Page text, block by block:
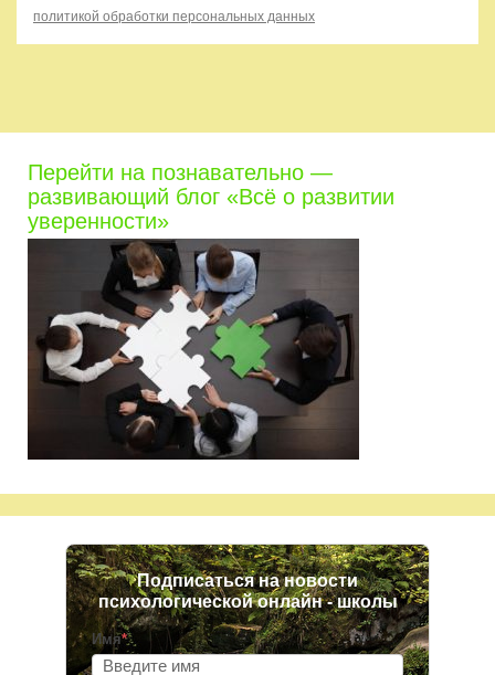
политикой обработки персональных данных
Перейти на познавательно —
развивающий блог «Всё о развитии
уверенности»
Подписаться на новости
психологической онлайн - школы
Имя*